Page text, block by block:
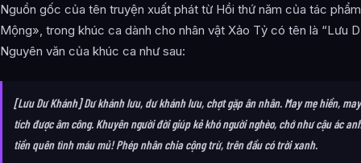
Nguồn gốc của tên truyện xuất phát từ Hồi thứ năm của tác
Mộng», trong khúc ca dành cho nhân vật Xảo Tỷ có tên là “Lưu
Nguyên văn của khúc ca như sau:
[Lưu Dư Khánh] Dư khánh lưu, dư khánh lưu, chợt gặp ân nhân. May mẹ hiền,
tích được âm công. Khuyên người đời giúp kẻ khó người nghèo, chớ như cậu ác
tiền quên tình máu mủ! Phép nhân chia cộng trừ, trên đầu có trời xanh.